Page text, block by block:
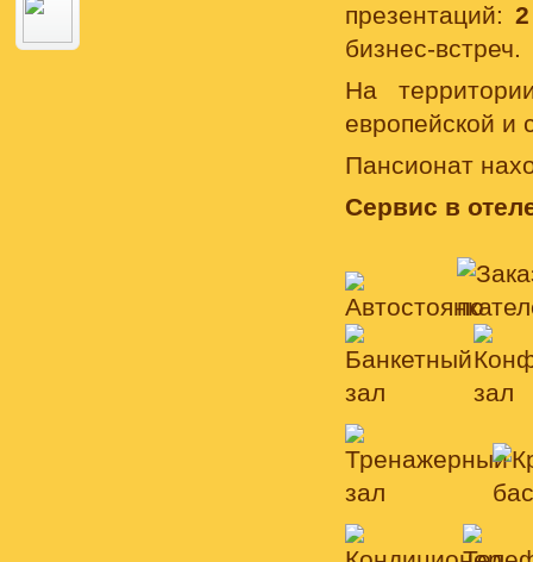
презентаций:
бизнес-встреч.
На
европейской и
Пансионат
Сервис в